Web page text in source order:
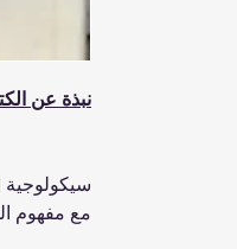
نبذة عن
مع مفهوم